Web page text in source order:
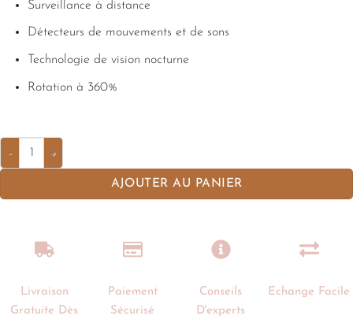
Surveillance à distance
Détecteurs de mouvements et de sons
Technologie de vision nocturne
Rotation à 360%
AJOUTER AU PANIER
Livraison
Gratuite Dès
Paiement
Sécurisé
Conseils
D'experts
Echange Facile